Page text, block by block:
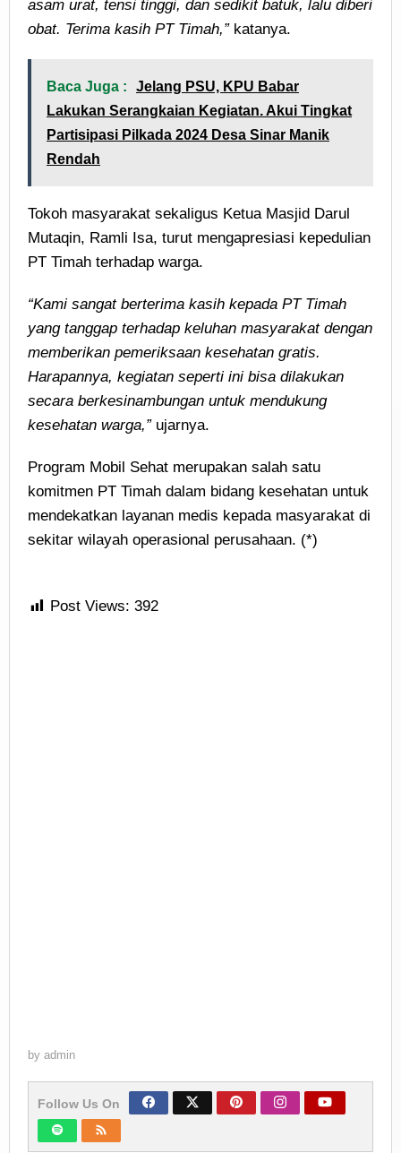
asam urat, tensi tinggi, dan sedikit batuk, lalu diberi
obat. Terima kasih PT Timah,”katanya.
Baca Juga :
Jelang PSU, KPU Babar
Lakukan Serangkaian Kegiatan. Akui Tingkat
Partisipasi Pilkada 2024 Desa Sinar Manik
Rendah
Tokoh masyarakat sekaligus Ketua Masjid Darul
Mutaqin, Ramli Isa, turut mengapresiasi kepedulian
PT Timah terhadap warga.
“Kami sangat berterima kasih kepada PT Timah
yang tanggap terhadap keluhan masyarakat dengan
memberikan pemeriksaan kesehatan gratis.
Harapannya, kegiatan seperti ini bisa dilakukan
secara berkesinambungan untuk mendukung
kesehatan warga,”ujarnya.
Program Mobil Sehat merupakan salah satu
komitmen PT Timah dalam bidang kesehatan untuk
mendekatkan layanan medis kepada masyarakat di
sekitar wilayah operasional perusahaan. (*)
Post Views: 392
by admin
Follow Us On